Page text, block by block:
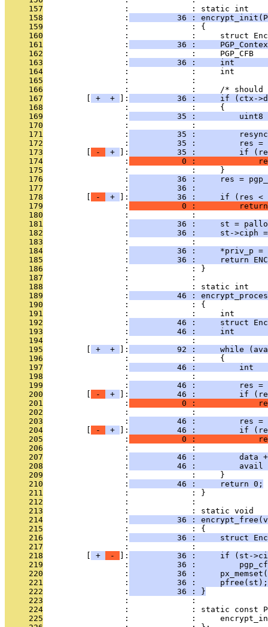
     157
                 :             : static int
     158
                 :
36 :
     159
                 :             : {
     160
:             :     struct
     161
                 :
36 :
     162
:             :     PGP_CFB
     163
                 :
36 :     int
     164
:             :     int
     165
                 :             :
     166
:             :     /*
     167
+ + ]:
36 :     if (ctx-
     168
                 :             :     {
     169
                 :
35 :         uint8
     170
                 :             :
     171
                 :
35 :
     172
                 :
35 :         res =
     173
- + ]:
35 :         if
     174
                 :
0 :
     175
                 :             :     }
     176
                 :
36 :     res =
     177
                 :
36 :
     178
- + ]:
36 :     if (res <
     179
                 :
0 :
     180
                 :             :
     181
                 :
36 :     st =
     182
                 :
36 :     st->ciph
     183
                 :             :
     184
                 :
36 :     *priv_p =
     185
                 :
36 :     return
     186
                 :             : }
     187
                 :             :
     188
                 :             : static int
     189
                 :
46 :
     190
                 :             : {
     191
:             :     int
     192
                 :
46 :     struct
     193
                 :
46 :     int
     194
                 :             :
     195
+ + ]:
92 :     while
     196
                 :             :     {
     197
                 :
46 :         int
     198
                 :             :
     199
                 :
46 :         res =
     200
- + ]:
46 :         if
     201
                 :
0 :
     202
                 :             :
     203
                 :
46 :         res =
     204
- + ]:
46 :         if
     205
                 :
0 :
     206
                 :             :
     207
                 :
46 :         data
     208
                 :
46 :         avail
     209
                 :             :     }
     210
                 :
          46 :     return 0;
     211
                 :             : }
     212
                 :             :
     213
                 :             : static void
     214
                 :
36 :
     215
                 :             : {
     216
                 :
36 :     struct
     217
                 :             :
     218
+ - ]:
36 :     if (st-
     219
                 :
36 :
     220
                 :
36 :
     221
                 :
          36 :     pfree(st);
     222
                 :
          36 : }
     223
                 :             :
     224
:             : static const
     225
:             :